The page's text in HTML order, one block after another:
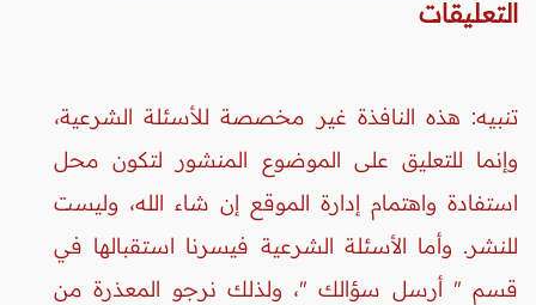
التعليقات
تنبيه: هذه النافذة غير مخصصة للأسئلة الشرعية،
وإنما للتعليق على الموضوع المنشور لتكون محل
استفادة واهتمام إدارة الموقع إن شاء الله، وليست
للنشر. وأما الأسئلة الشرعية فيسرنا استقبالها في
قسم " أرسل سؤالك "، ولذلك نرجو المعذرة من